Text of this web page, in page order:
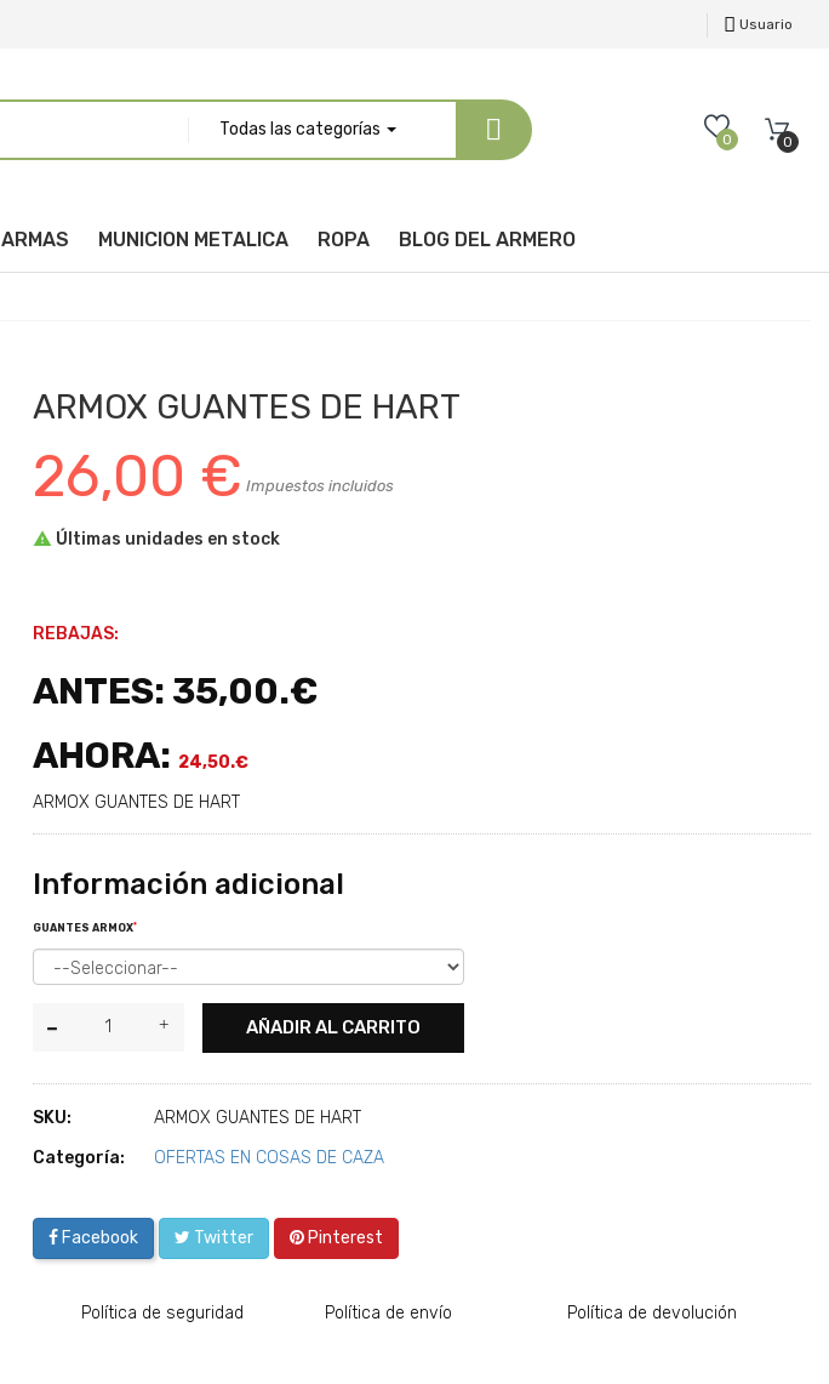
Usuario
Todas las categorías
0 0
ARMAS MUNICION METALICA ROPA BLOG DEL ARMERO
ARMOX GUANTES DE HART
26,00 € Impuestos incluidos
 Últimas unidades en stock
REBAJAS:
ANTES: 35,00.€
AHORA: 24,50.€
ARMOX GUANTES DE HART
Información adicional
GUANTES ARMOX*
AÑADIR AL CARRITO
SKU:
ARMOX GUANTES DE HART
Categoría:
OFERTAS EN COSAS DE CAZA
Facebook Twitter Pinterest
Política de seguridad Política de envío Política de devolución